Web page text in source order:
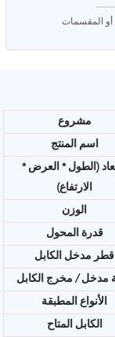
مشروع
اسم المنتج
(الطول * العرض *
الارتفاع)
الوزن
قدرة المحول
قطر مدخل الكابل
مدخل / مخرج الكابل
الأنواع المطبقة
الكابل المتاح